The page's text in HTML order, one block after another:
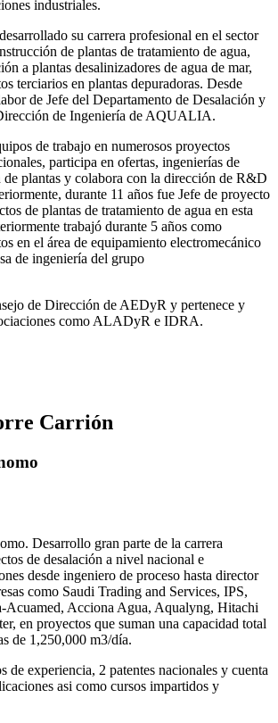
industriales.
su carrera profesional en el sector
de plantas de tratamiento de agua,
a plantas desalinizadores de agua de mar,
terciarios en plantas depuradoras. Desde
de Jefe del Departamento de Desalación y
de Ingeniería de AQUALIA.
de trabajo en numerosos proyectos
participa en ofertas, ingenierías de
de plantas y colabora con la dirección de R&D
durante 11 años fue Jefe de proyecto
de plantas de tratamiento de agua en esta
trabajó durante 5 años como
en el área de equipamiento electromecánico
de ingeniería del grupo
de Dirección de AEDyR y pertenece y
como ALADyR e IDRA.
Carrión
Desarrollo gran parte de la carrera
de desalación a nivel nacional e
desde ingeniero de proceso hasta director
como Saudi Trading and Services, IPS,
Acuamed, Acciona Agua, Aqualyng, Hitachi
en proyectos que suman una capacidad total
de 1,250,000 m3/día.
de experiencia, 2 patentes nacionales y cuenta
asi como cursos impartidos y